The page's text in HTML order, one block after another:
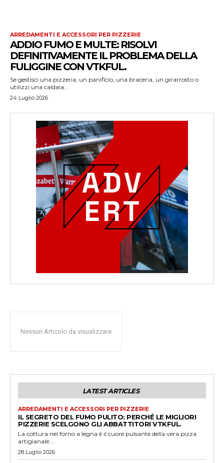
ARREDAMENTI E ACCESSORI PER PIZZERIE
ADDIO FUMO E MULTE: RISOLVI
DEFINITIVAMENTE IL PROBLEMA DELLA
FULIGGINE CON VTKFUL.
Se gestisci una pizzeria, un panificio, una braceria, un girarrosto o
utilizzi una caldaia...
24 Luglio 2026
Nessun Articolo da visualizzare
LATEST ARTICLES
ARREDAMENTI E ACCESSORI PER PIZZERIE
IL SEGRETO DEL FUMO PULITO: PERCHÉ LE MIGLIORI
PIZZERIE SCELGONO GLI ABBATTITORI VTKFUL.
La cottura nel forno a legna è il cuore pulsante della vera pizza
artigianale:...
28 Luglio 2026